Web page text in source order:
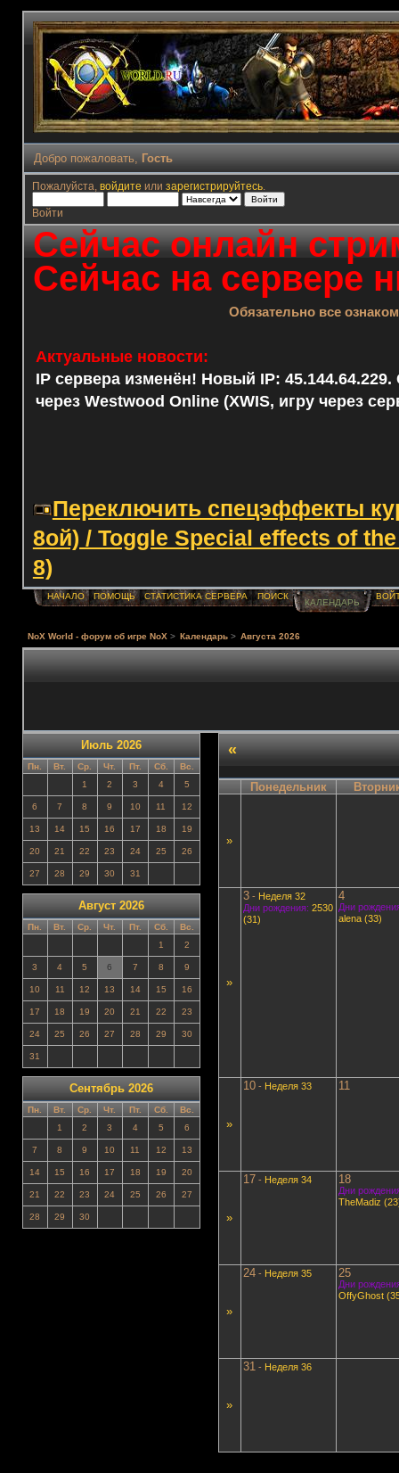
Добро пожаловать, Гость
Пожалуйста, войдите или зарегистрируйтесь.
Войти
Сейчас онлайн
Сейчас на сервере
Обязательно все
Актуальные новости:
IP сервера изменён! Новый IP: 45.144.64.229.
через Westwood Online (XWIS, игру через
Переключить спецэффекты
8ой) / Toggle Special effects of
8)
НАЧАЛО ПОМОЩЬ СТАТИСТИКА СЕРВЕРА ПОИСК
КАЛЕНДАРЬ
NoX World - форум об игре NoX > Календарь > Августа 2026
Июль 2026
Пн. Вт. Ср. Чт. Пт. Сб.
Вс.
1
2 3 4 5
6 7 8 9 10 11 12
13 14 15 16 17 18 19
20 21 22 23 24 25 26
27 28 29 30 31
Август 2026
Пн. Вт. Ср. Чт. Пт. Сб.
Вс.
1
2
3 4 5 6 7 8 9
10 11 12 13 14 15 16
17 18 19 20 21 22 23
24 25 26 27 28 29 30
31
Сентябрь 2026
Пн. Вт. Ср. Чт. Пт. Сб.
Вс.
1
2 3 4 5 6
7 8 9 10 11 12 13
14 15 16 17 18 19 20
21 22 23 24 25 26 27
28 29 30
«
Понедельник
»
»
3- Неделя 32
Дни рождения: 2530
(31)
4
Дни
alena (33)
»
10- Неделя 33 11
»
17- Неделя 34 18
Дни
TheMadiz
»
24- Неделя 35 25
Дни
OffyGhost
»
31 - Неделя 36